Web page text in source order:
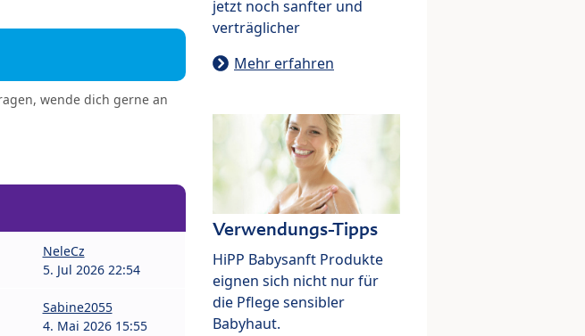
wende dich gerne an
NeleCz
5. Jul 2026 22:54
Sabine2055
4. Mai 2026 15:55
jetzt noch sanfter und
verträglicher
Mehr erfahren
Verwendungs-Tipps
HiPP Babysanft Produkte
eignen sich nicht nur für
die Pflege sensibler
Babyhaut.